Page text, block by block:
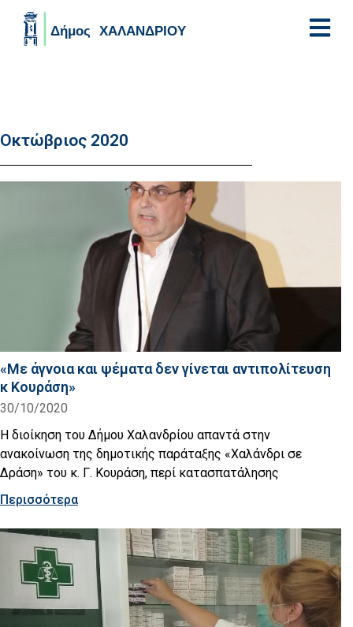
Οκτώβριος 2020
«Με άγνοια και ψέματα δεν γίνεται αντιπολίτευση
κ Κουράση»
30/10/2020
Η διοίκηση του Δήμου Χαλανδρίου απαντά στην
ανακοίνωση της δημοτικής παράταξης «Χαλάνδρι σε
Δράση» του κ. Γ. Κουράση, περί κατασπατάλησης
Περισσότερα